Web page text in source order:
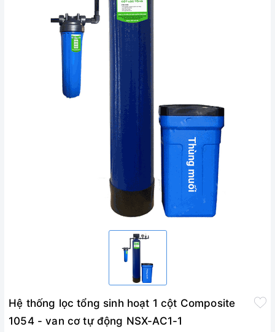
Hệ thống lọc tổng sinh hoạt 1 cột Composite
1054 - van cơ tự động NSX-AC1-1